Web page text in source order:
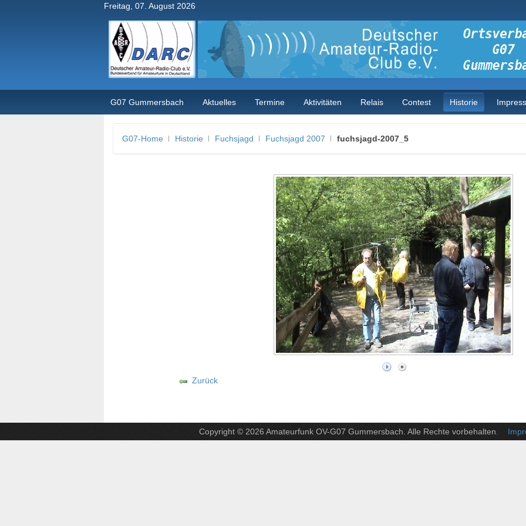
Freitag, 07. August 2026
G07 Gummersbach Aktuelles Termine Aktivitäten Relais Contest Historie
G07-Home Historie Fuchsjagd Fuchsjagd 2007 fuchsjagd-2007_5
Zurück
Copyright © 2026 Amateurfunk OV-G07 Gummersbach. Alle Rechte vorbehalten .